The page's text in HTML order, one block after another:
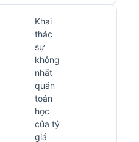
Khai
thác
sự
không
nhất
quán
toán
học
của tỷ
giá